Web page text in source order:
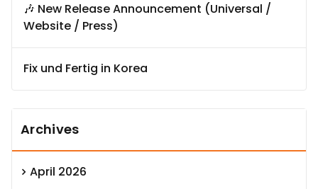
🎶 New Release Announcement (Universal /
Website / Press)
Fix und Fertig in Korea
Archives
April 2026